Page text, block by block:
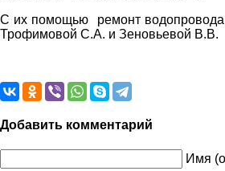
С их помощью ремонт
Трофимовой С.А. и Зеновьевой В.В.
Жители д.
Добавить комментарий
Имя